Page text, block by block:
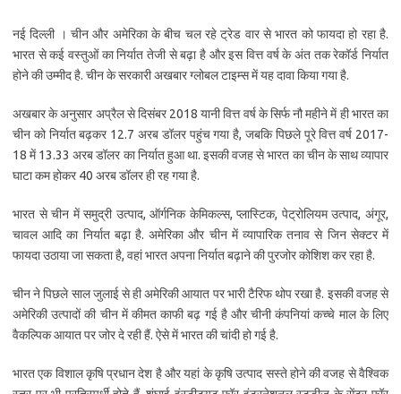
नई दिल्ली । चीन और अमेरिका के बीच चल रहे ट्रेड वार से भारत को फायदा हो रहा है.
भारत से कई वस्तुओं का निर्यात तेजी से बढ़ा है और इस वित्त वर्ष के अंत तक रेकॉर्ड निर्यात
होने की उम्मीद है. चीन के सरकारी अखबार ग्लोबल टाइम्स में यह दावा किया गया है.
अखबार के अनुसार अप्रैल से दिसंबर 2018 यानी वित्त वर्ष के सिर्फ नौ महीने में ही भारत का
चीन को निर्यात बढ़कर 12.7 अरब डॉलर पहुंच गया है, जबकि पिछले पूरे वित्त वर्ष 2017-
18 में 13.33 अरब डॉलर का निर्यात हुआ था. इसकी वजह से भारत का चीन के साथ व्यापार
घाटा कम होकर 40 अरब डॉलर ही रह गया है.
भारत से चीन में समुद्री उत्पाद, ऑर्गनिक केमिकल्स, प्लास्टिक, पेट्रोलियम उत्पाद, अंगूर,
चावल आदि का निर्यात बढ़ा है. अमेरिका और चीन में व्यापारिक तनाव से जिन सेक्टर में
फायदा उठाया जा सकता है, वहां भारत अपना निर्यात बढ़ाने की पुरजोर कोशिश कर रहा है.
चीन ने पिछले साल जुलाई से ही अमेरिकी आयात पर भारी टैरिफ थोप रखा है. इसकी वजह से
अमेरिकी उत्पादों की चीन में कीमत काफी बढ़ गई है और चीनी कंपनियां कच्चे माल के लिए
वैकल्पिक आयात पर जोर दे रही हैं. ऐसे में भारत की चांदी हो गई है.
भारत एक विशाल कृषि प्रधान देश है और यहां के कृषि उत्पाद सस्ते होने की वजह से वैश्विक